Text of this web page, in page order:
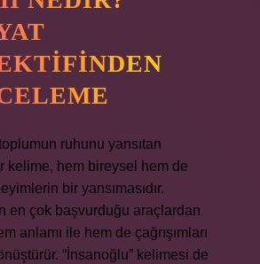
ruhunu yansıtan
kelime, hem bireysel hem de
bir yansımasıdır.
en çok başvurduğu araçlardan
anlamı ile hem de çağrışımları
“İnsanoğlu” kelimesi de